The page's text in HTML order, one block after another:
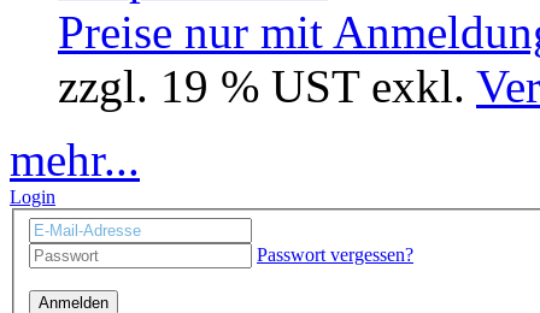
Preise nur mit
zzgl. 19 % UST exkl.
mehr...
Login
Passwort vergessen?
Anmelden